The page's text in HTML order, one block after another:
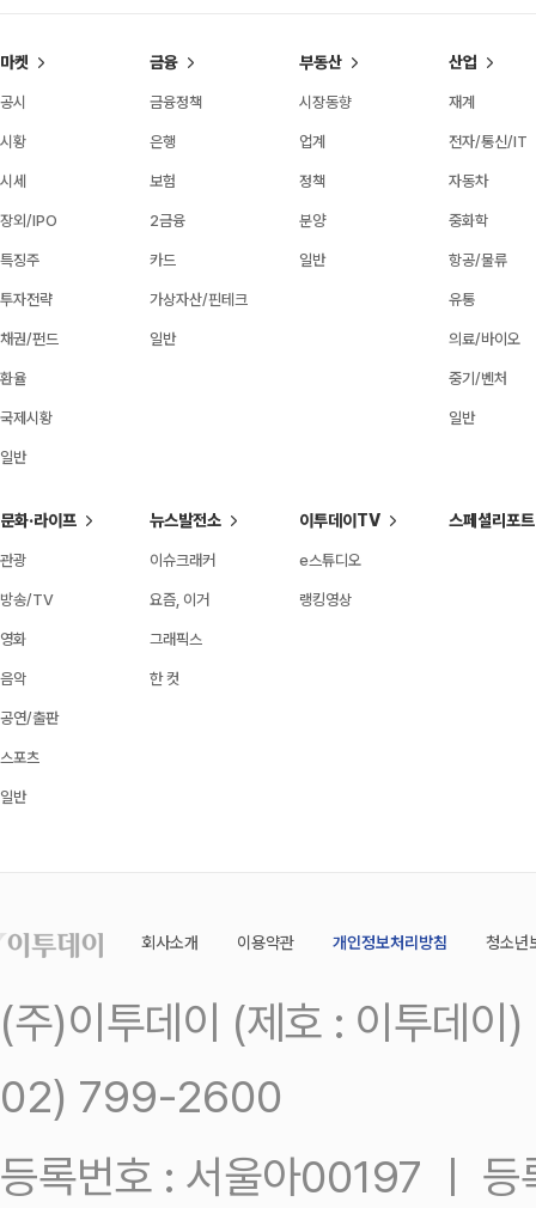
마켓
공시
시황
시세
장외/IPO
특징주
투자전략
채권/펀드
환율
국제시황
일반
금융
금융정책
은행
보험
2금융
카드
가상자산/핀테크
일반
부동산
시장동향
업계
정책
분양
일반
산업
재계
전자/통신/IT
자동차
중화학
항공/물류
유통
의료/바이오
중기/벤처
일반
문화·라이프
관광
방송/TV
영화
음악
공연/출판
스포츠
일반
뉴스발전소
이슈크래커
요즘, 이거
그래픽스
한 컷
이투데이TV
e스튜디오
랭킹영상
스페셜리포트
회사소개 이용약관 개인정보처리방침 청소년
(주)이투데이 (제호 : 이투데
02) 799-2600
등록번호 : 서울아00197 ㅣ